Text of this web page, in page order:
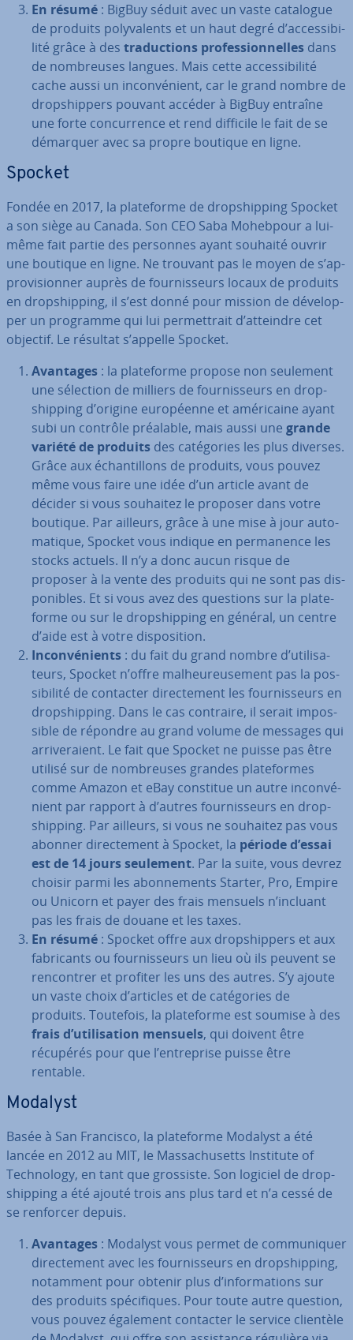
En résumé : BigBuy séduit avec un vaste catalogue
de produits po­ly­va­lents et un haut degré d’ac­ces­si­bi­
lité grâce à des tra­duc­tions pro­fes­sion­nelles dans
de nom­breuses langues. Mais cette ac­ces­si­bi­lité
cache aussi un in­con­vé­nient, car le grand nombre de
drop­ship­pers pouvant accéder à BigBuy entraîne
une forte con­cur­rence et rend difficile le fait de se
démarquer avec sa propre boutique en ligne.
Spocket
Fondée en 2017, la pla­te­forme de drop­ship­ping Spocket
a son siège au Canada. Son CEO Saba Mohebpour a lui-
même fait partie des personnes ayant souhaité ouvrir
une boutique en ligne. Ne trouvant pas le moyen de s’ap­
pro­vi­sion­ner auprès de four­nis­seurs locaux de produits
en drop­ship­ping, il s’est donné pour mission de dé­ve­lop­
per un programme qui lui per­met­trait d’atteindre cet
objectif. Le résultat s’appelle Spocket.
Avantages : la pla­te­forme propose non seulement
une sélection de milliers de four­nis­seurs en drop­
ship­ping d’origine eu­ro­péenne et amé­ri­caine ayant
subi un contrôle préalable, mais aussi une grande
variété de produits des ca­té­go­ries les plus diverses.
Grâce aux échan­til­lons de produits, vous pouvez
même vous faire une idée d’un article avant de
décider si vous souhaitez le proposer dans votre
boutique. Par ailleurs, grâce à une mise à jour au­to­
ma­tique, Spocket vous indique en per­ma­nence les
stocks actuels. Il n’y a donc aucun risque de
proposer à la vente des produits qui ne sont pas dis­
po­nibles. Et si vous avez des questions sur la pla­te­
forme ou sur le drop­ship­ping en général, un centre
d’aide est à votre dis­po­si­tion.
In­con­vé­nients : du fait du grand nombre d’uti­li­sa­
teurs, Spocket n’offre mal­heu­reu­se­ment pas la pos­
si­bi­lité de contacter di­rec­te­ment les four­nis­seurs en
drop­ship­ping. Dans le cas contraire, il serait im­pos­
sible de répondre au grand volume de messages qui
ar­ri­ve­raient. Le fait que Spocket ne puisse pas être
utilisé sur de nom­breuses grandes pla­te­formes
comme Amazon et eBay constitue un autre in­con­vé­
nient par rapport à d’autres four­nis­seurs en drop­
ship­ping. Par ailleurs, si vous ne souhaitez pas vous
abonner di­rec­te­ment à Spocket, la période d’essai
est de 14 jours seulement. Par la suite, vous devrez
choisir parmi les abon­ne­ments Starter, Pro, Empire
ou Unicorn et payer des frais mensuels n’incluant
pas les frais de douane et les taxes.
En résumé : Spocket offre aux drop­ship­pers et aux
fa­bri­cants ou four­nis­seurs un lieu où ils peuvent se
ren­con­trer et profiter les uns des autres. S’y ajoute
un vaste choix d’articles et de ca­té­go­ries de
produits. Toutefois, la pla­te­forme est soumise à des
frais d’uti­li­sa­tion mensuels, qui doivent être
récupérés pour que l’en­tre­prise puisse être
rentable.
Modalyst
Basée à San Francisco, la pla­te­forme Modalyst a été
lancée en 2012 au MIT, le Mas­sa­chu­setts Institute of
Tech­no­logy, en tant que grossiste. Son logiciel de drop­
ship­ping a été ajouté trois ans plus tard et n’a cessé de
se renforcer depuis.
Avantages : Modalyst vous permet de com­mu­ni­quer
di­rec­te­ment avec les four­nis­seurs en drop­ship­ping,
notamment pour obtenir plus d’in­for­ma­tions sur
des produits spé­ci­fiques. Pour toute autre question,
vous pouvez également contacter le service clientèle